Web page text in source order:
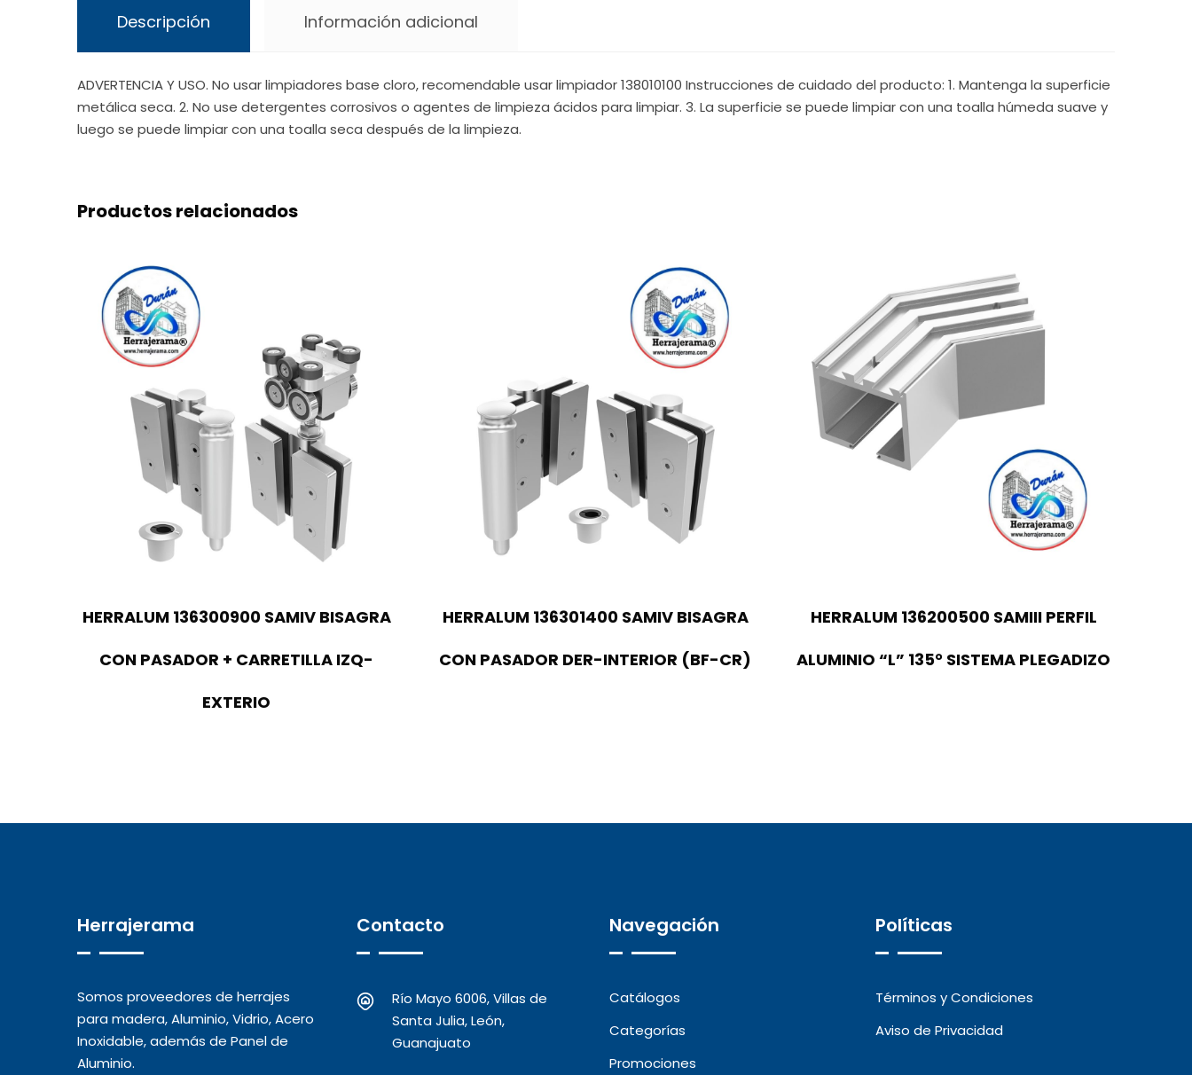
Descripción Información adicional
ADVERTENCIA Y USO. No usar limpiadores base cloro, recomendable usar limpiador 138010100 Instrucciones de cuidado del producto: 1. Mantenga la superficie
metálica seca. 2. No use detergentes corrosivos o agentes de limpieza ácidos para limpiar. 3. La superficie se puede limpiar con una toalla húmeda suave y
luego se puede limpiar con una toalla seca después de la limpieza.
Productos relacionados
HERRALUM 136300900 SAMIV BISAGRA
CON PASADOR + CARRETILLA IZQ-
EXTERIO
HERRALUM 136301400 SAMIV BISAGRA
CON PASADOR DER-INTERIOR (BF-CR)
HERRALUM 136200500 SAMIII PERFIL
ALUMINIO “L” 135° SISTEMA PLEGADIZO
Herrajerama
Somos proveedores de herrajes
para madera, Aluminio, Vidrio, Acero
Inoxidable, además de Panel de
Aluminio.
Contacto
Río Mayo 6006, Villas de
Santa Julia, León,
Guanajuato
Navegación
Catálogos
Categorías
Promociones
Políticas
Términos y Condiciones
Aviso de Privacidad